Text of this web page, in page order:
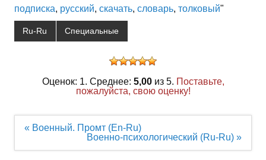
подписка, русский, скачать, словарь, толковый"
Ru-Ru Специальные
Оценок: 1. Среднее: 5,00из 5. Поставьте,
пожалуйста, свою оценку!
Навигация
« Военный. Промт (En-Ru)
Военно-психологический (Ru-Ru) »